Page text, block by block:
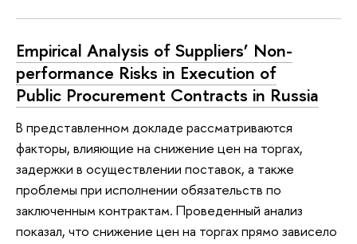
Empirical Analysis of Suppliers’ Non-
performance Risks in Execution of
Public Procurement Contracts in Russia
В представленном докладе рассматриваются
факторы, влияющие на снижение цен на торгах,
задержки в осуществлении поставок, а также
проблемы при исполнении обязательств по
заключенным контрактам. Проведенный анализ
показал, что снижение цен на торгах прямо зависело